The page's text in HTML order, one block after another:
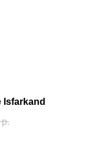
Isfarkand
р.